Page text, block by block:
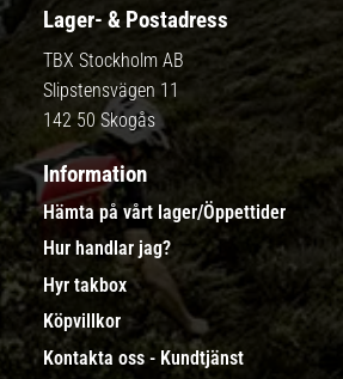
Lager- & Postadress
TBX Stockholm AB
Slipstensvägen 11
142 50 Skogås
Information
Hämta på vårt lager/Öppettider
Hur handlar jag?
Hyr takbox
Köpvillkor
Kontakta oss - Kundtjänst